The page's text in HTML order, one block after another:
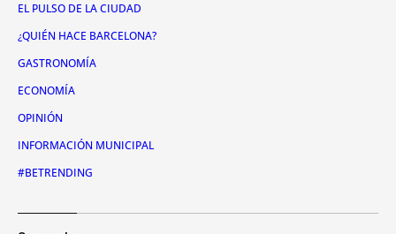
EL PULSO DE LA CIUDAD
¿QUIÉN HACE BARCELONA?
GASTRONOMÍA
ECONOMÍA
OPINIÓN
INFORMACIÓN MUNICIPAL
#BETRENDING